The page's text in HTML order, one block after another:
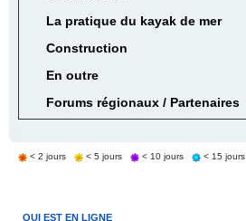
La pratique du kayak de mer
Construction
En outre
Forums régionaux / Partenaires
< 2 jours < 5 jours < 10 jours < 15 jours
QUI EST EN LIGNE